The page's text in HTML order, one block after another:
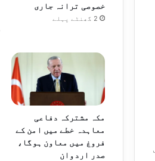
خصوصی ترانہ جاری
2 گھنٹے پہلے
مکہ مشترکہ دفاعی
معاہدہ خطے میں امن کے
فروغ میں معاون ہوگا،
صدر اردوان